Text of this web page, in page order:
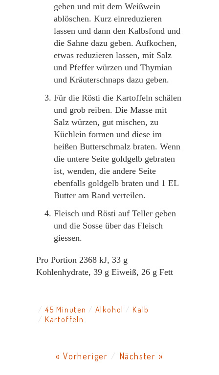
geben und mit dem Weißwein
ablöschen. Kurz einreduzieren
lassen und dann den Kalbsfond und
die Sahne dazu geben. Aufkochen,
etwas reduzieren lassen, mit Salz
und Pfeffer würzen und Thymian
und Kräuterschnaps dazu geben.
Für die Rösti die Kartoffeln schälen
und grob reiben. Die Masse mit
Salz würzen, gut mischen, zu
Küchlein formen und diese im
heißen Butterschmalz braten. Wenn
die untere Seite goldgelb gebraten
ist, wenden, die andere Seite
ebenfalls goldgelb braten und 1 EL
Butter am Rand verteilen.
Fleisch und Rösti auf Teller geben
und die Sosse über das Fleisch
giessen.
Pro Portion 2368 kJ, 33 g
Kohlenhydrate, 39 g Eiweiß, 26 g Fett
45 Minuten Alkohol
Kalb
Kartoffeln
« Vorheriger / Nächster »